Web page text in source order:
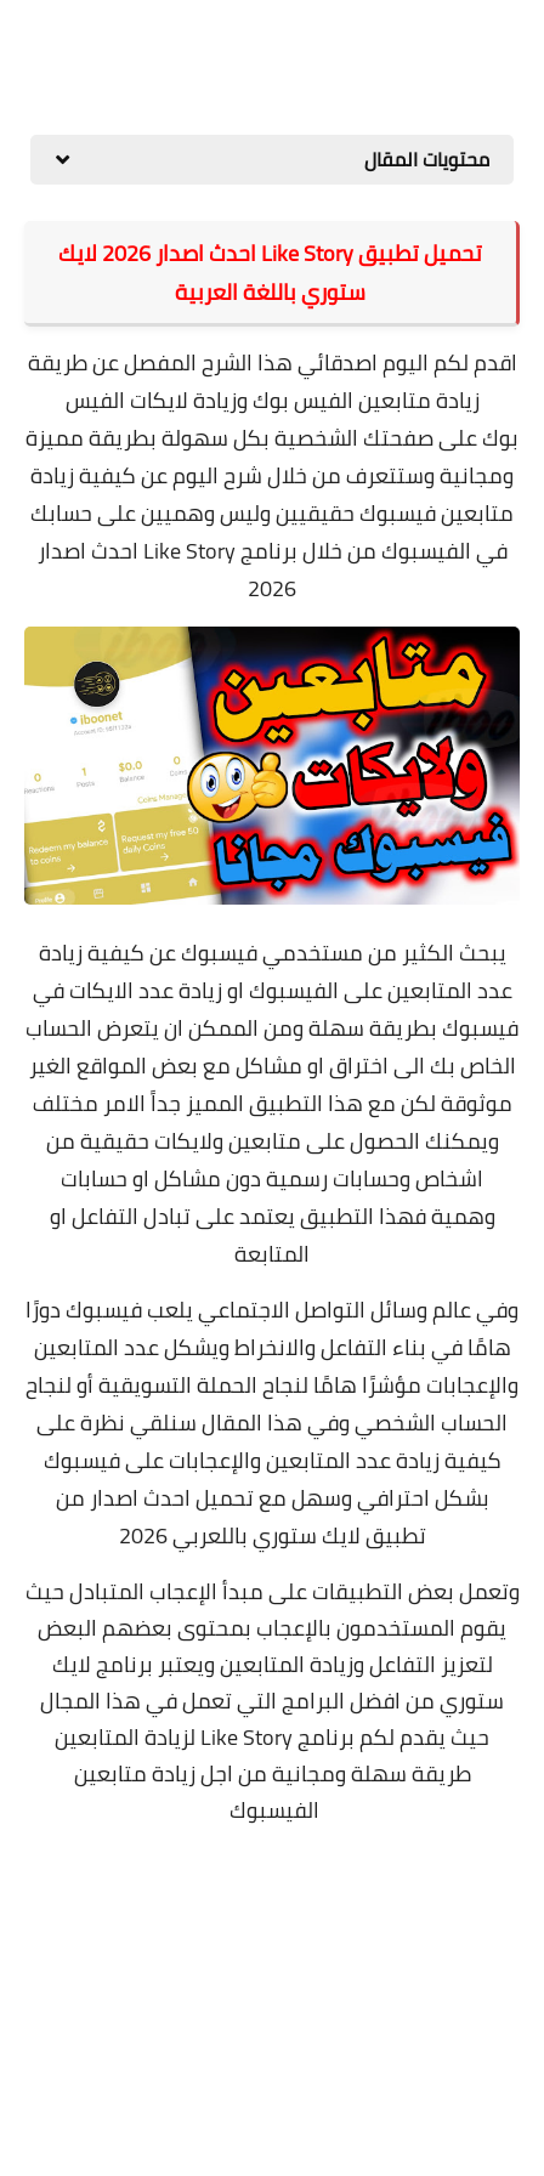
محتويات المقال
تحميل تطبيق Like Story احدث اصدار 2026 لايك
ستوري باللغة العربية
اقدم لكم اليوم اصدقائي هذا الشرح المفصل عن طريقة
زيادة متابعين الفيس بوك وزيادة لايكات الفيس
بوكعلى صفحتك الشخصية بكل سهولة بطريقة مميزة
ومجانية وستتعرف من خلال شرح اليوم عن كيفية زيادة
متابعين فيسبوك حقيقيين وليس وهميين على حسابك
في الفيسبوك من خلال برنامج Like Story احدث اصدار
2026
يبحث الكثير من مستخدمي فيسبوك عن كيفية زيادة
عدد المتابعين على الفيسبوك او زيادة عدد الايكات في
فيسبوك بطريقة سهلةومن الممكن ان يتعرض الحساب
الخاص بك الى اختراق او مشاكل مع بعض المواقع الغير
موثوقةلكن مع هذا التطبيق المميز جداً الامر مختلف
ويمكنك الحصول على متابعين ولايكات حقيقية من
اشخاص وحسابات رسمية دون مشاكل او حسابات
وهميةفهذا التطبيق يعتمد على تبادل التفاعل او
المتابعة
وفي عالم وسائل التواصل الاجتماعي يلعب فيسبوك دورًا
هامًا في بناء التفاعل والانخراط ويشكل عدد المتابعين
والإعجابات مؤشرًا هامًا لنجاح الحملة التسويقية أو لنجاح
الحساب الشخصي وفي هذا المقال سنلقي نظرة على
كيفية زيادة عدد المتابعين والإعجابات على فيسبوك
بشكل احترافي وسهل مع تحميل احدث اصدار من
تطبيق لايك ستوري باللعربي 2026
وتعمل بعض التطبيقات على مبدأ الإعجاب المتبادل حيث
يقوم المستخدمون بالإعجاب بمحتوى بعضهم البعض
لتعزيز التفاعل وزيادة المتابعين ويعتبر برنامج لايك
ستوري من افضل البرامج التي تعمل في هذا المجال
حيث يقدم لكم برنامج Like Story لزيادة المتابعين
طريقة سهلة ومجانية من اجل زيادة متابعين
الفيسبوك